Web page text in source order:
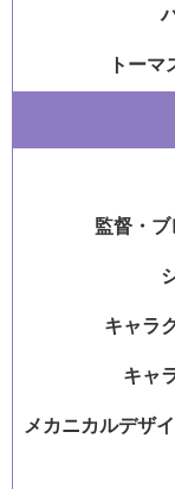
トー
監督・
キャラ
キャ
メカニカルデ